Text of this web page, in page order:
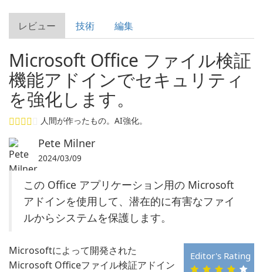
レビュー 技術 編集
Microsoft Office ファイル検証
機能アドインでセキュリティ
を強化します。
人間が作ったもの。AI強化。
Pete Milner
2024/03/09
この Office アプリケーション用の Microsoft
アドインを使用して、潜在的に有害なファイ
ルからシステムを保護します。
Editor's Rating
Microsoftによって開発された
Microsoft Officeファイル検証アドイン